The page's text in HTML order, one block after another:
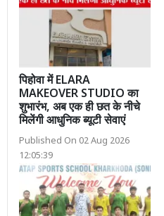
पिहोवा में ELARA
MAKEOVER STUDIO का
शुभारंभ, अब एक ही छत के नीचे
मिलेंगी आधुनिक ब्यूटी सेवाएं
Published On 02 Aug 2026
12:05:39